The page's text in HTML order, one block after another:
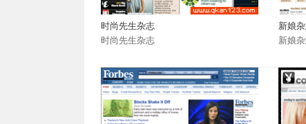
时尚先生杂志
时尚先生杂志
新娘
新娘